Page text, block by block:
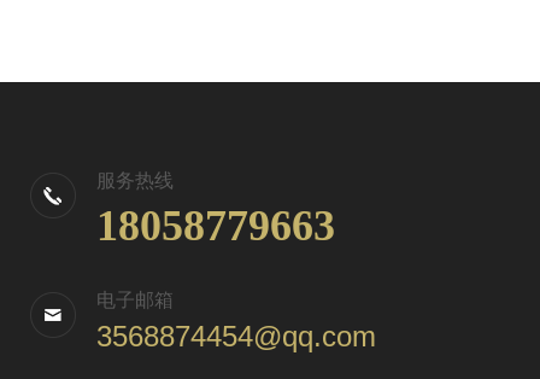
服务热线
18058779663
电子邮箱
3568874454@qq.com